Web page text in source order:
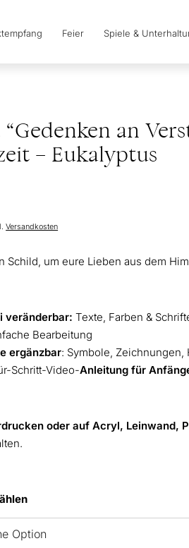
Feier Spiele &
“Gedenken an
– Eukalyptus
Versandkosten
Schild, um eure Lieben aus dem
veränderbar:Texte, Farben &
Bearbeitung
ergänzbar: Symbole,
Schritt-Video-Anleitung für
oder auf Acryl, Leinwand,